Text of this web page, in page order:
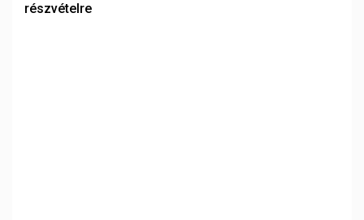
részvételre